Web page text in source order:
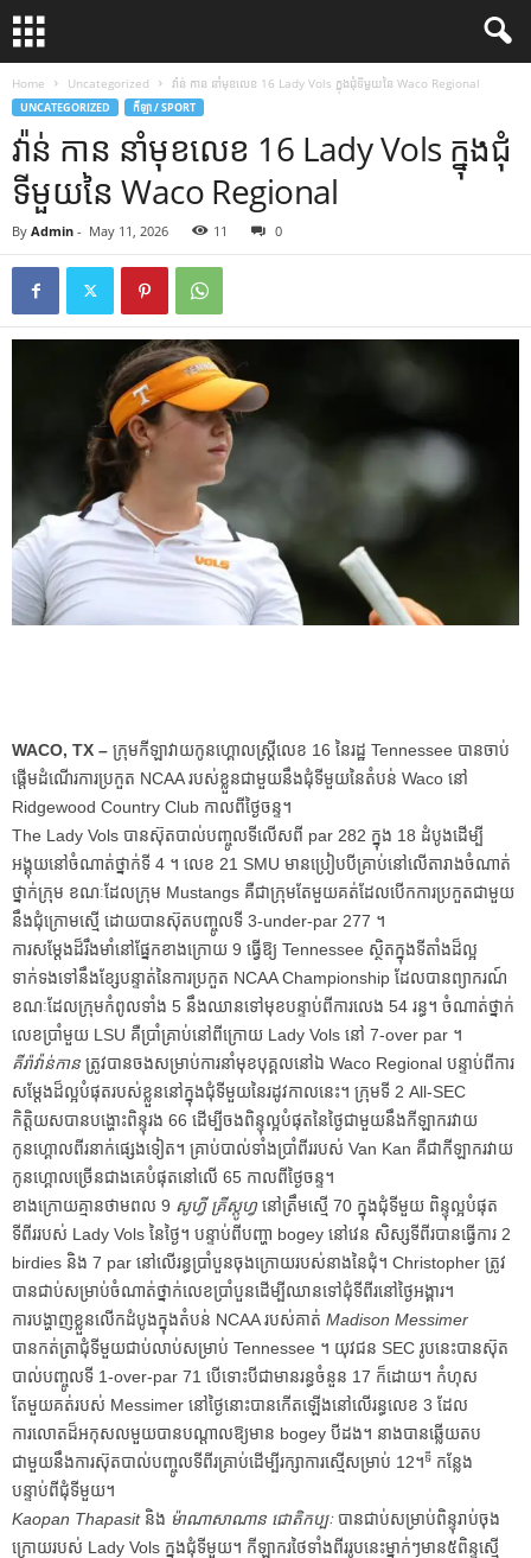
Home Uncategorized វ៉ាន់ កាន នាំមុខលេខ 16 Lady Vols ក្នុងជុំទីមួយនៃ Waco Regional
UNCATEGORIZED កីឡា / SPORT
វ៉ាន់ កាន នាំមុខលេខ 16 Lady Vols ក្នុងជុំ
ទីមួយនៃ Waco Regional
By Admin - May 11, 2026 11 0
WACO, TX – ក្រុមកីឡាវាយកូនហ្គោលស្ត្រីលេខ 16 នៃរដ្ឋ Tennessee បានចាប់
ផ្តើមដំណើរការប្រកួត NCAA របស់ខ្លួនជាមួយនឹងជុំទីមួយនៃតំបន់ Waco នៅ
Ridgewood Country Club កាលពីថ្ងៃចន្ទ។
The Lady Vols បានស៊ុតបាល់បញ្ចូលទីលើសពី par 282 ក្នុង 18 ដំបូងដើម្បី
អង្គុយនៅចំណាត់ថ្នាក់ទី 4 ។ លេខ 21 SMU មានប្រៀបបីគ្រាប់នៅលើតារាងចំណាត់
ថ្នាក់ក្រុម ខណៈដែលក្រុម Mustangs គឺជាក្រុមតែមួយគត់ដែលបើកការប្រកួតជាមួយ
នឹងជុំក្រោមស្មើ ដោយបានស៊ុតបញ្ចូលទី 3-under-par 277 ។
ការសម្តែងដ៏រឹងមាំនៅផ្នែកខាងក្រោយ 9 ធ្វើឱ្យ Tennessee ស្ថិតក្នុងទីតាំងដ៏ល្អ
ទាក់ទងទៅនឹងខ្សែបន្ទាត់នៃការប្រកួត NCAA Championship ដែលបានព្យាករណ៍
ខណៈដែលក្រុមកំពូលទាំង 5 នឹងឈានទៅមុខបន្ទាប់ពីការលេង 54 រន្ធ។ ចំណាត់ថ្នាក់
លេខប្រាំមួយ LSU គឺប្រាំគ្រាប់នៅពីក្រោយ Lady Vols នៅ 7-over par ។
គីរ៉ាវ៉ាន់កាន ត្រូវបានចងសម្រាប់ការនាំមុខបុគ្គលនៅឯ Waco Regional បន្ទាប់ពីការ
សម្តែងដ៏ល្អបំផុតរបស់ខ្លួននៅក្នុងជុំទីមួយនៃរដូវកាលនេះ។ ក្រុមទី 2 All-SEC
កិត្តិយសបានបង្ហោះពិន្ទុរង 66 ដើម្បីចងពិន្ទុល្អបំផុតនៃថ្ងៃជាមួយនឹងកីឡាករវាយ
កូនហ្គោលពីរនាក់ផ្សេងទៀត។ គ្រាប់បាល់ទាំងប្រាំពីររបស់ Van Kan គឺជាកីឡាករវាយ
កូនហ្គោលច្រើនជាងគេបំផុតនៅលើ 65 កាលពីថ្ងៃចន្ទ។
ខាងក្រោយគ្មានថាមពល 9 សូហ្វី គ្រីស្តូហ្វនៅត្រឹមស្មើ 70 ក្នុងជុំទីមួយ ពិន្ទុល្អបំផុត
ទីពីររបស់ Lady Vols នៃថ្ងៃ។ បន្ទាប់ពីបញ្ហា bogey នៅវេន សិស្សទីពីរបានធ្វើការ 2
birdies និង 7 par នៅលើរន្ធប្រាំបួនចុងក្រោយរបស់នាងនៃជុំ។ Christopher ត្រូវ​
បាន​ជាប់​សម្រាប់​ចំណាត់​ថ្នាក់​លេខ​ប្រាំបួន​ដើម្បី​ឈាន​ទៅ​ជុំ​ទី​ពីរ​នៅ​ថ្ងៃ​អង្គារ។
ការបង្ហាញខ្លួនលើកដំបូងក្នុងតំបន់ NCAA របស់គាត់ Madison Messimer
បានកត់ត្រាជុំទីមួយជាប់លាប់សម្រាប់ Tennessee ។ យុវជន SEC រូបនេះបានស៊ុត
បាល់បញ្ចូលទី 1-over-par 71 បើទោះបីជាមានរន្ធចំនួន 17 ក៏ដោយ។ កំហុស
តែមួយគត់របស់ Messimer នៅថ្ងៃនោះបានកើតឡើងនៅលើរន្ធលេខ 3 ដែល
ការលោតដ៏អកុសលមួយបានបណ្តាលឱ្យមាន bogey បីដង។ នាង​បាន​ឆ្លើយ​តប​
ជាមួយ​នឹង​ការ​ស៊ុត​បាល់​បញ្ចូល​ទី​ពីរ​គ្រាប់​ដើម្បី​រក្សា​ការ​ស្មើ​សម្រាប់ 12។ទី កន្លែង
បន្ទាប់ពីជុំទីមួយ។
Kaopan Thapasitនិង ម៉ាណាសាណាន ជោតិកប្បៈបានជាប់សម្រាប់ពិន្ទុរាប់ចុង
ក្រោយរបស់ Lady Vols ក្នុងជុំទីមួយ។ កីឡាករ​ថៃ​ទាំង​ពីរ​រូប​នេះ​ម្នាក់ៗ​មាន​៥​ពិន្ទុ​ស្មើ​